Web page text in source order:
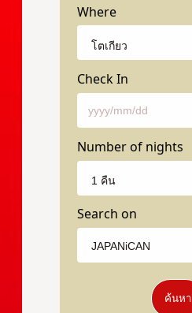
Where
Check In
Number of nights
Search on
ค้นหา